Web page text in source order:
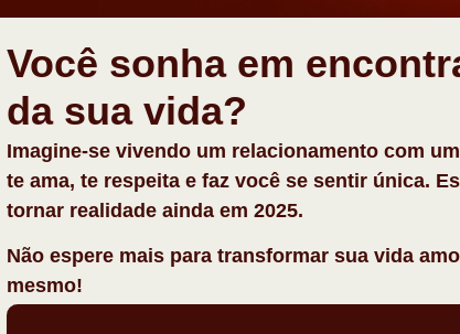
Você sonha em
da sua vida?
Imagine-se vivendo um relacionamento com
te ama, te respeita e faz você se sentir única.
tornar realidade ainda em 2025.
Não espere mais para transformar sua vida
mesmo!